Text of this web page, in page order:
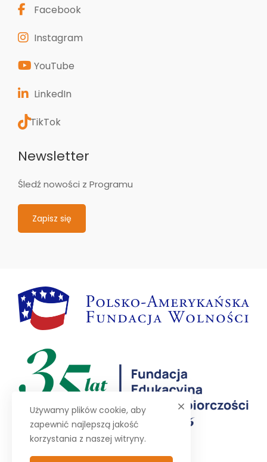
Facebook
Instagram
YouTube
LinkedIn
TikTok
Newsletter
Śledź nowości z Programu
Zapisz się
Używamy plików cookie, aby
zapewnić najlepszą jakość
korzystania z naszej witryny.